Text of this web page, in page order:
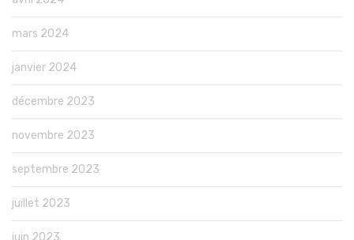
mars 2024
janvier 2024
décembre 2023
novembre 2023
septembre 2023
juillet 2023
juin 2023